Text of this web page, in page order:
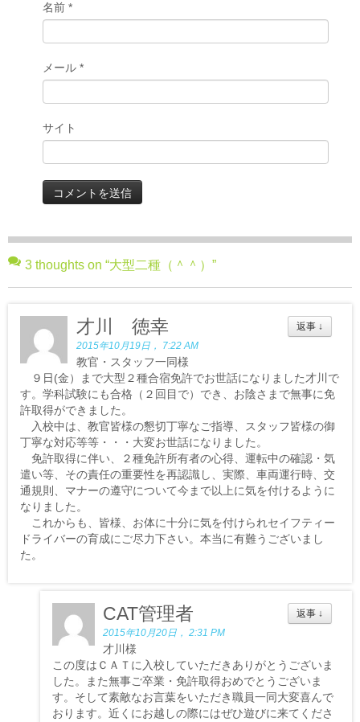
名前 *
メール *
サイト
3 thoughts on “大型二種（＾＾） ”
返事 ↓
才川 徳幸
2015年10月19日， 7:22 AM
教官・スタッフ一同様
９日(金）まで大型２種合宿免許でお世話になりました才川で
す。学科試験にも合格（２回目で）でき、お陰さまで無事に免
許取得ができました。
入校中は、教官皆様の懇切丁寧なご指導、スタッフ皆様の御
丁寧な対応等等・・・大変お世話になりました。
免許取得に伴い、２種免許所有者の心得、運転中の確認・気
遣い等、その責任の重要性を再認識し、実際、車両運行時、交
通規則、マナーの遵守について今まで以上に気を付けるように
なりました。
これからも、皆様、お体に十分に気を付けられセイフティー
ドライバーの育成にご尽力下さい。本当に有難うございまし
た。
返事 ↓
CAT管理者
2015年10月20日， 2:31 PM
才川様
この度はＣＡＴに入校していただきありがとうございま
した。また無事ご卒業・免許取得おめでとうございま
す。そして素敵なお言葉をいただき職員一同大変喜んで
おります。近くにお越しの際にはぜひ遊びに来てくださ